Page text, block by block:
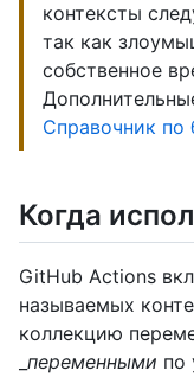
контексты
так как
собственное
Справочник по
Когда
GitHub Actions
называемых
коллекцию
переменными по